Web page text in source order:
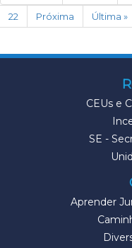
22
Próxima Última »
CEUs e
SE -
Aprender